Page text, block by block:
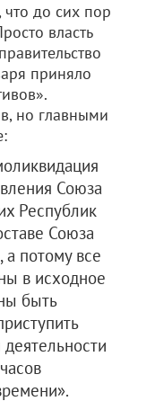
до сих пор
власть
приняло
но главными
Союза
Республик
Союза
потому все
в исходное
быть